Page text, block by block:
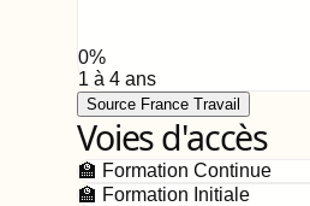
0%
1 à 4 ans
Source France Travail
Voies d'accès
🏫 Formation Continue
🏫 Formation Initiale